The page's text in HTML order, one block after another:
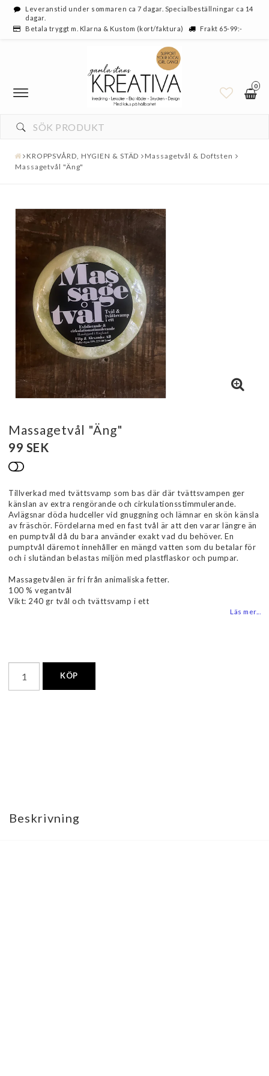
Leveranstid under sommaren ca 7 dagar. Specialbeställningar ca 14
dagar.
Betala tryggt m. Klarna & Kustom (kort/faktura)
Frakt 65-99:-
0
KROPPSVÅRD, HYGIEN & STÄD
Massagetvål & Doftsten
Massagetvål "Äng"
Massagetvål "Äng"
99 SEK
Lägg till i favoritlistan
Tillverkad med tvättsvamp som bas där där tvättsvampen ger
känslan av extra rengörande och cirkulationsstimmulerande.
Avlägsnar döda hudceller vid gnuggning och lämnar en skön känsla
av fräschör. Fördelarna med en fast tvål är att den varar längre än
en pumptvål då du bara använder exakt vad du behöver. En
pumptvål däremot innehåller en mängd vatten som du betalar för
och i slutändan belastas miljön med plastflaskor och pumpar.
Massagetvålen är fri från animaliska fetter.
100 % vegantvål
Vikt: 240 gr tvål och tvättsvamp i ett
Läs mer...
KÖP
Beskrivning